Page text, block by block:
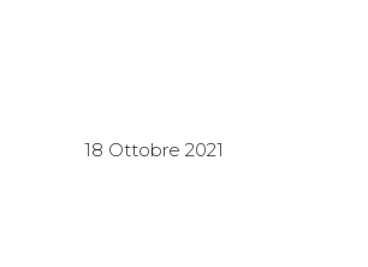
18 Ottobre 2021